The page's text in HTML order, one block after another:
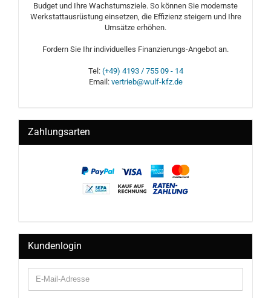
Budget und Ihre Wachstumsziele. So können Sie modernste
Werkstattausrüstung einsetzen, die Effizienz steigern und Ihre
Umsätze erhöhen.
Fordern Sie Ihr individuelles Finanzierungs-Angebot an.
Tel: (+49) 4193 / 755 09 - 14
Email: vertrieb@wulf-kfz.de
Zahlungsarten
Kundenlogin